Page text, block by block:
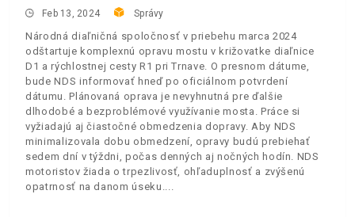
Feb 13, 2024 Správy
Národná diaľničná spoločnosť v priebehu marca 2024
odštartuje komplexnú opravu mostu v križovatke diaľnice
D1 a rýchlostnej cesty R1 pri Trnave. O presnom dátume,
bude NDS informovať hneď po oficiálnom potvrdení
dátumu. Plánovaná oprava je nevyhnutná pre ďalšie
dlhodobé a bezproblémové využívanie mosta. Práce si
vyžiadajú aj čiastočné obmedzenia dopravy. Aby NDS
minimalizovala dobu obmedzení, opravy budú prebiehať
sedem dní v týždni, počas denných aj nočných hodín. NDS
motoristov žiada o trpezlivosť, ohľaduplnosť a zvýšenú
opatrnosť na danom úseku.